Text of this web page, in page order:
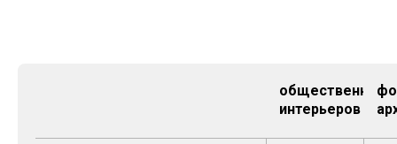
общественные
интерьеров